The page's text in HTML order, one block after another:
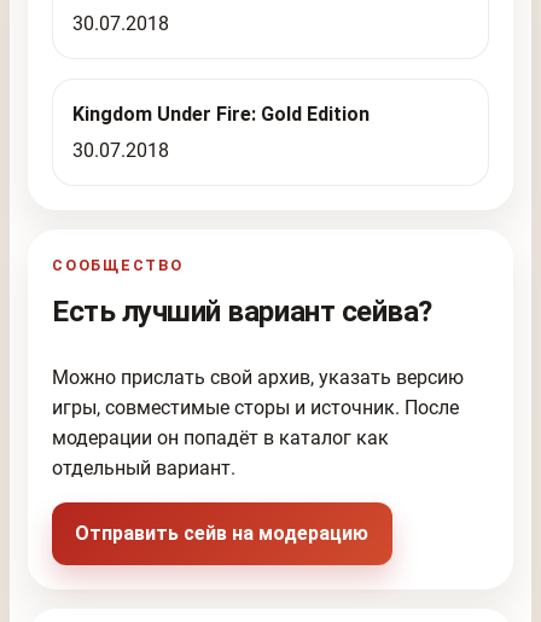
30.07.2018
Kingdom Under Fire: Gold Edition
30.07.2018
СООБЩЕСТВО
Есть лучший вариант сейва?
Можно прислать свой архив, указать версию
игры, совместимые сторы и источник. После
модерации он попадёт в каталог как
отдельный вариант.
Отправить сейв на модерацию